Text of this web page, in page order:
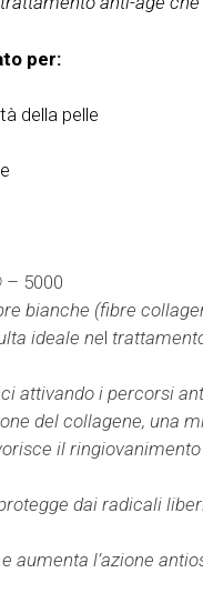
per:
della pelle
– 5000
bianche (fibre
ideale nel
attivando i percorsi
del collagene, una
il
dai radicali
aumenta l’azione